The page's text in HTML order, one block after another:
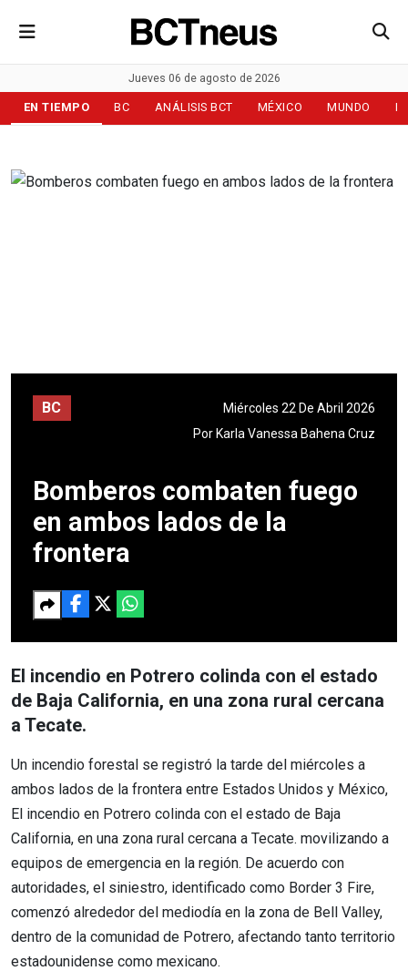
Jueves 06 de agosto de 2026
EN TIEMPO BC ANÁLISIS BCT MÉXICO MUNDO
BC
Miércoles 22 De Abril 2026
Por Karla Vanessa Bahena Cruz
Bomberos combaten fuego
en ambos lados de la
frontera
El incendio en Potrero colinda con el estado
de Baja California, en una zona rural cercana
a Tecate.
Un incendio forestal se registró la tarde del miércoles a
ambos lados de la frontera entre Estados Unidos y México,
El incendio en Potrero colinda con el estado de Baja
California, en una zona rural cercana a Tecate. movilizando a
equipos de emergencia en la región. De acuerdo con
autoridades, el siniestro, identificado como Border 3 Fire,
comenzó alrededor del mediodía en la zona de Bell Valley,
dentro de la comunidad de Potrero, afectando tanto territorio
estadounidense como mexicano.